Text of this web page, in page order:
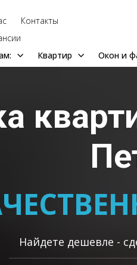
Контакты
Квартир Окон и
Найдете дешевле -